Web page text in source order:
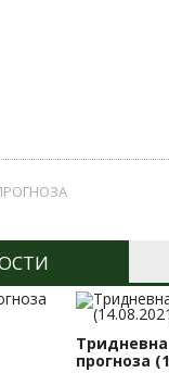
прогноза